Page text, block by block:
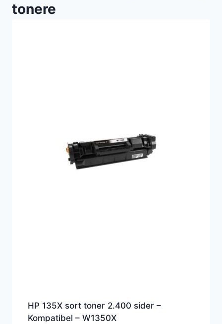
tonere
HP 135X sort toner 2.400 sider –
Kompatibel – W1350X